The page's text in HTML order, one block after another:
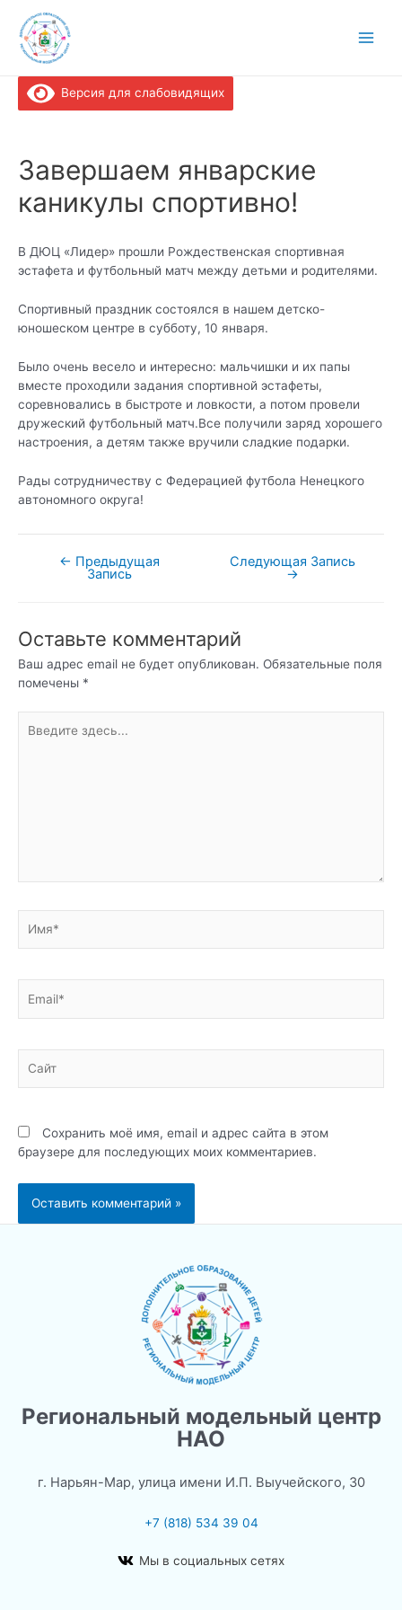
содержимому
Версия для слабовидящих
Завершаем январские
каникулы спортивно!
В ДЮЦ «Лидер» прошли Рождественская спортивная
эстафета и футбольный матч между детьми и родителями.
Спортивный праздник состоялся в нашем детско-
юношеском центре в субботу, 10 января.
Было очень весело и интересно: мальчишки и их папы
вместе проходили задания спортивной эстафеты,
соревновались в быстроте и ловкости, а потом провели
дружеский футбольный матч.Все получили заряд хорошего
настроения, а детям также вручили сладкие подарки.
Рады сотрудничеству с Федерацией футбола Ненецкого
автономного округа!
Навигация
← Предыдущая
Запись
Следующая Запись
→
Оставьте комментарий
Ваш адрес email не будет опубликован. Обязательные поля
помечены *
здесь...
Сохранить моё имя, email и адрес сайта в этом
браузере для последующих моих комментариев.
Региональный модельный центр
НАО
г. Нарьян-Мар, улица имени И.П. Выучейского, 30
+7 (818) 534 39 04
Мы в социальных сетях